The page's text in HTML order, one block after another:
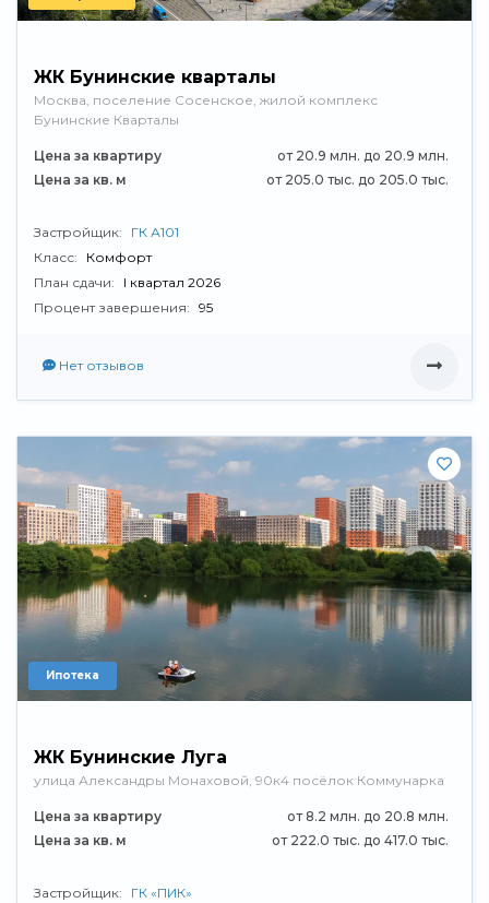
ЖК Бунинские кварталы
Москва, поселение Сосенское, жилой комплекс
Бунинские Кварталы
Цена за квартиру
от 20.9 млн. до 20.9 млн.
Цена за кв. м
от 205.0 тыс. до 205.0 тыс.
Застройщик:
ГК А101
Класс:
Комфорт
План сдачи:
I квартал 2026
Процент завершения: 95
Нет отзывов
Ипотека
ЖК Бунинские Луга
улица Александры Монаховой, 90к4 посёлок Коммунарка
Цена за квартиру
от 8.2 млн. до 20.8 млн.
Цена за кв. м
от 222.0 тыс. до 417.0 тыс.
Застройщик:
ГК «ПИК»